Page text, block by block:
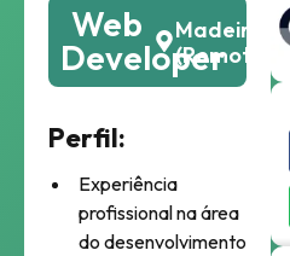
Web
Developer
Madeira
(Remoto)
Perfil:
Experiência
profissional na área
do desenvolvimento